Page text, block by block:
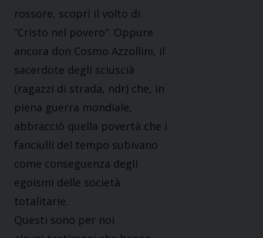
rossore, scoprì il volto di
“Cristo nel povero”. Oppure
ancora don Cosmo Azzollini, il
sacerdote degli sciuscià
(ragazzi di strada, ndr) che, in
piena guerra mondiale,
abbracciò quella povertà che i
fanciulli del tempo subivano
come conseguenza degli
egoismi delle società
totalitarie.
Questi sono per noi